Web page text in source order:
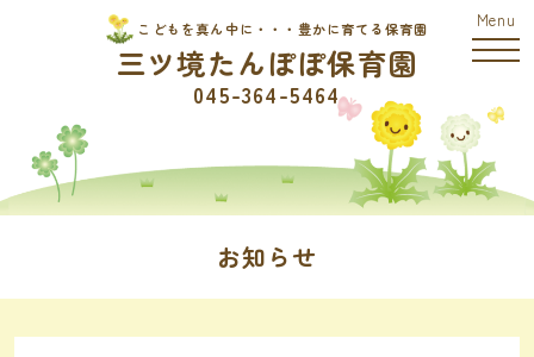
こどもを真ん中に・・・豊かに育てる保育園
三ツ境たんぽぽ保育園
045-364-5464
お知らせ